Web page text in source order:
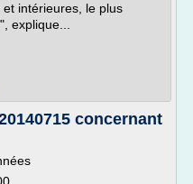
intérieures, le plus
explique...
concernant